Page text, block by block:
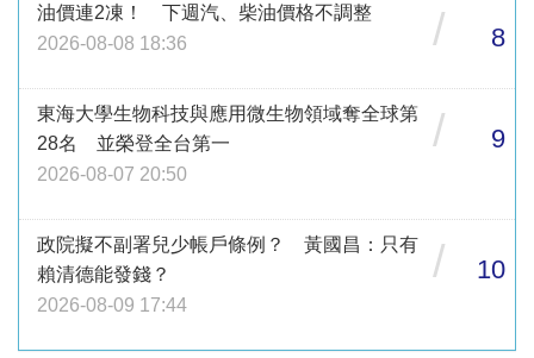
油價連2凍！ 下週汽、柴油價格不調整
2026-08-08 18:36
/ 8
東海大學生物科技與應用微生物領域奪全球第
28名 並榮登全台第一
2026-08-07 20:50
/ 9
政院擬不副署兒少帳戶條例？ 黃國昌：只有
賴清德能發錢？
2026-08-09 17:44
/ 10